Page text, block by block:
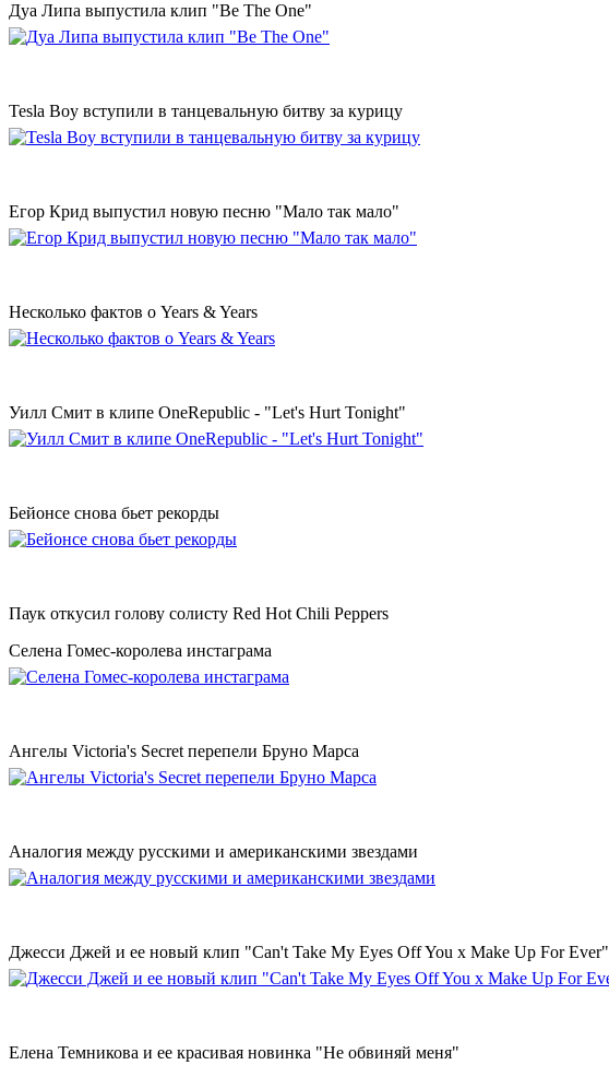
Дуа Липа выпустила клип "Be The One"
Tesla Boy вступили в танцевальную битву за курицу
Егор Крид выпустил новую песню "Мало так мало"
Несколько фактов о Years & Years
Уилл Смит в клипе OneRepublic - "Let's Hurt Tonight"
Бейонсе снова бьет рекорды
Паук откусил голову солисту Red Hot Chili Peppers
Селена Гомес-королева инстаграма
Ангелы Victoria's Secret перепели Бруно Марса
Аналогия между русскими и американскими звездами
Джесси Джей и ее новый клип "Can't Take My Eyes Off You x Make Up For Ever"
Елена Темникова и ее красивая новинка "Не обвиняй меня"